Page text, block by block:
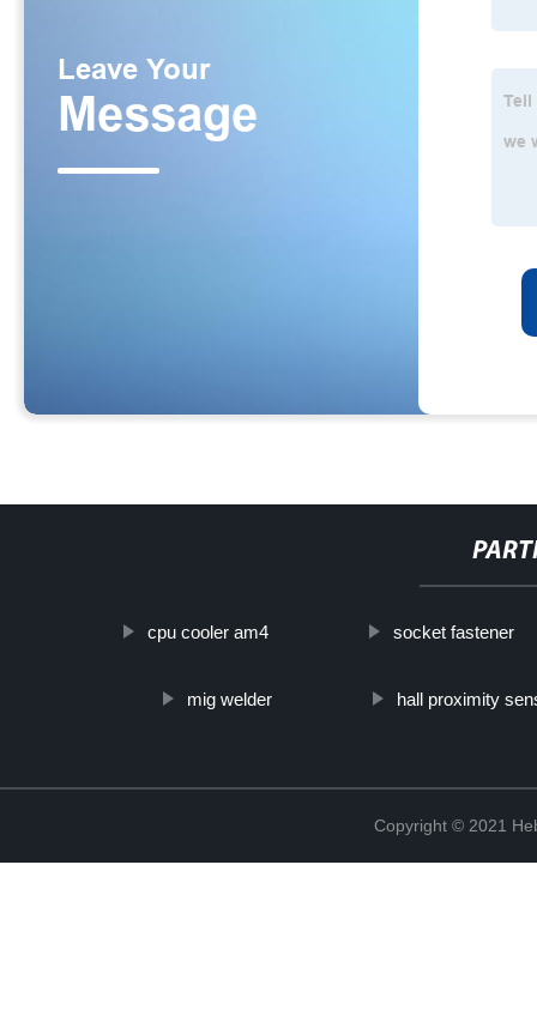
cpu cooler am4 socket fastener
mig welder hall proximity
Copyright © 2021